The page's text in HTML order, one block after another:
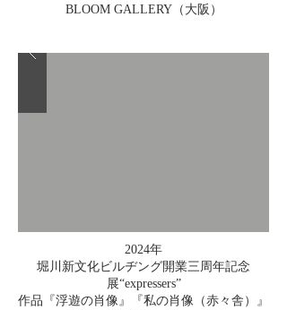
BLOOM GALLERY（大阪）
2024年
堀川新文化ビルヂング開業三周年記念
展“expressers”
作品『浮遊の肖像』『私の肖像（赤々舎）』